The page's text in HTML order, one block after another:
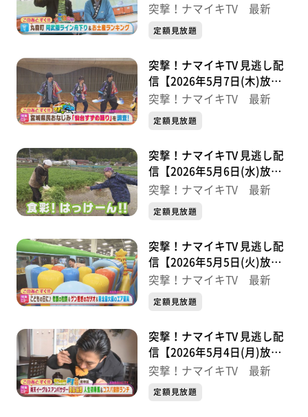
分】
突撃！ナマイキTV 最新
定額見放題
突撃！ナマイキTV 見逃し配
信【2026年5月7日(木)放送
分】
突撃！ナマイキTV 最新
定額見放題
突撃！ナマイキTV 見逃し配
信【2026年5月6日(水)放送
分】
突撃！ナマイキTV 最新
定額見放題
突撃！ナマイキTV 見逃し配
信【2026年5月5日(火)放送
分】
突撃！ナマイキTV 最新
定額見放題
突撃！ナマイキTV 見逃し配
信【2026年5月4日(月)放送
分】
突撃！ナマイキTV 最新
定額見放題